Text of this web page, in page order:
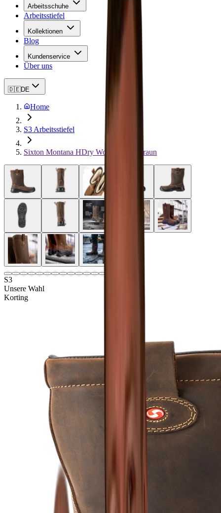
Arbeitsschuhe
Arbeitsstiefel
Kollektionen
Blog
Kundenservice
Über uns
🇩🇪DE
Home
S3 Arbeitsstiefel
Sixton Montana HDry Wolle Dunkelbraun
S3
Unsere Wahl
Korting